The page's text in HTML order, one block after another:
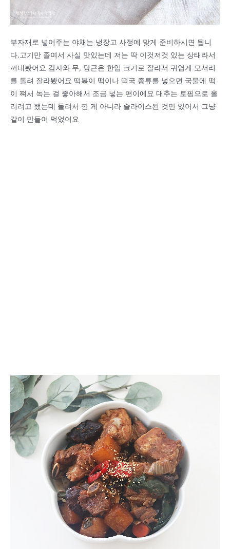
부자재로 넣어주는 야채는 냉장고 사정에 맞게 준비하시면 됩니
다.고기만 졸여서 사실 맛있는데 저는 딱 이것저것 있는 상태라서
꺼내봤어요 감자와 무, 당근은 한입 크기로 잘라서 귀엽게 모서리
를 돌려 잘라봤어요 떡볶이 떡이나 떡국 종류를 넣으면 국물에 떡
이 쪄서 녹는 걸 좋아해서 조금 넣는 편이에요 대추는 토핑으로 올
리려고 했는데 돌려서 깐 게 아니라 슬라이스된 것만 있어서 그냥
같이 만들어 먹었어요